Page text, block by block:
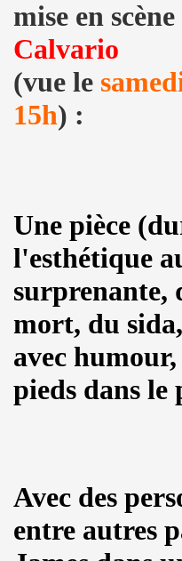
mise en
Calvario
(vue le
15h) :
Une pièce
l'esthétique
surprenante,
mort, du
avec
pieds dans le
Avec des
entre autres
detaillee des reeditions
DUVALL") dans le
le 29 octobre
DUVALL", Freaksville,
DUVALL"
"Rallumeurs d'etoiles")
"39 de fievre) de
"1976-2016" le 22 avril
chansons de JACQUES
+ concert le 5
Modernes, album